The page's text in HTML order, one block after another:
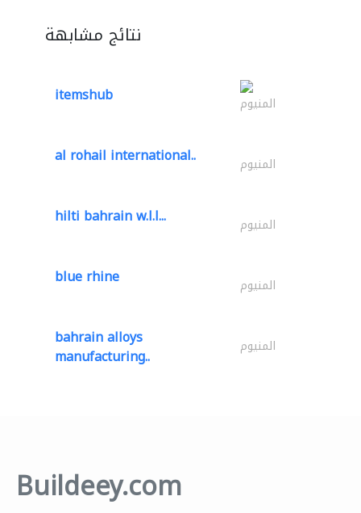
نتائج مشابهة
itemshub المنيوم
al rohail international.. المنيوم
hilti bahrain w.l.l... المنيوم
blue rhine المنيوم
bahrain alloys
manufacturing.. المنيوم
Buildeey.com